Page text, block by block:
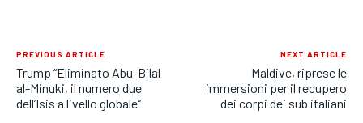
PREVIOUS ARTICLE
Trump “Eliminato Abu-Bilal
al-Minuki, il numero due
dell’Isis a livello globale”
NEXT ARTICLE
Maldive, riprese le
immersioni per il recupero
dei corpi dei sub italiani